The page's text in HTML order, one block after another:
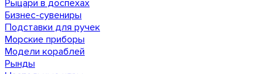
Рыцари в доспехах
Бизнес-сувениры
Подставки для ручек
Морские приборы
Модели кораблей
Рынды